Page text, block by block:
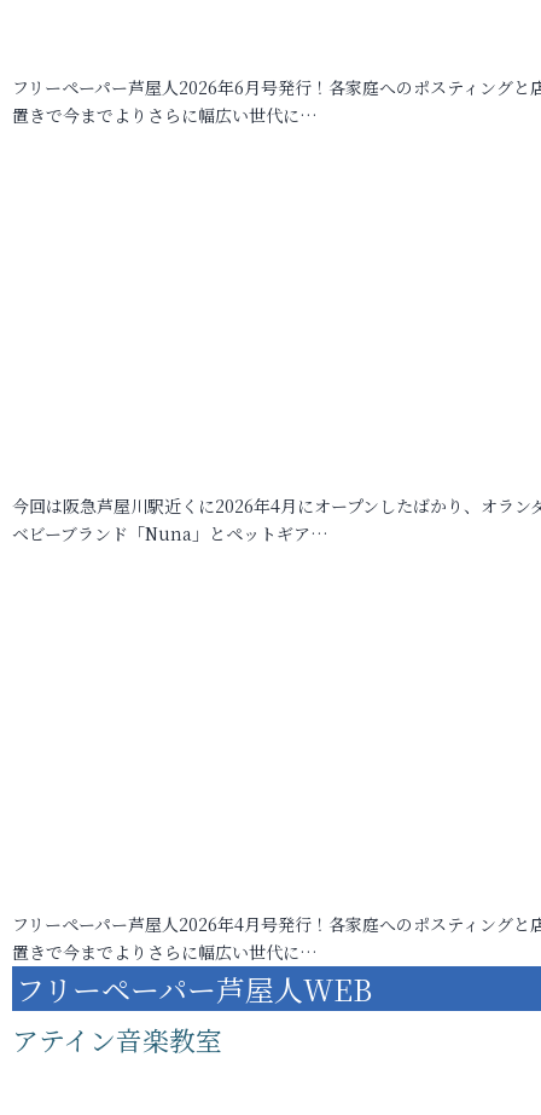
フリーペーパー芦屋人2026年6月号発行！各家庭へのポスティングと
置きで今までよりさらに幅広い世代に…
今回は阪急芦屋川駅近くに2026年4月にオープンしたばかり、オラン
ベビーブランド「Nuna」とペットギア…
フリーペーパー芦屋人2026年4月号発行！各家庭へのポスティングと
置きで今までよりさらに幅広い世代に…
フリーペーパー芦屋人WEB
アテイン音楽教室